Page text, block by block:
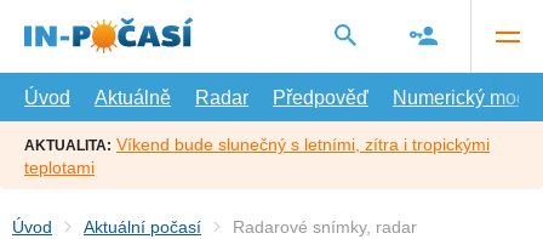
hlavní
Úvod
Aktuálně Radar Předpověď Numerický model
AKTUALITA: Víkend bude slunečný s letními, zítra i tropickými
teplotami
Úvod Aktuální počasí Radarové snímky, radar